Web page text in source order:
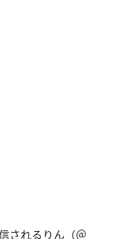
されるりん（＠